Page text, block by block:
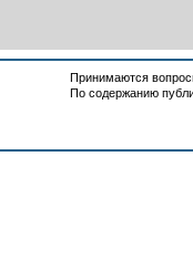
Принимаются
По содержанию